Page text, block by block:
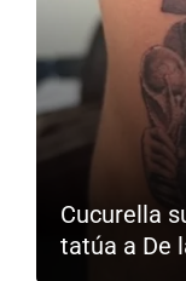
Cucurella
tatúa a De